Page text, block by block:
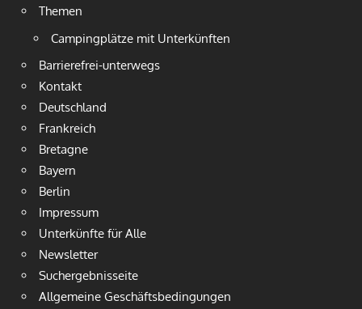
Themen
Campingplätze mit Unterkünften
Barrierefrei-unterwegs
Kontakt
Deutschland
Frankreich
Bretagne
Bayern
Berlin
Impressum
Unterkünfte für Alle
Newsletter
Suchergebnisseite
Allgemeine Geschäftsbedingungen